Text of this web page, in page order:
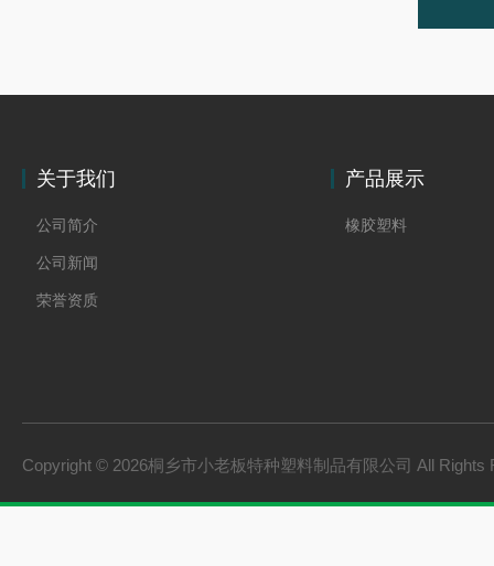
关于我们
公司简介
公司新闻
荣誉资质
产品展示
橡胶塑料
Copyright © 2026桐乡市小老板特种塑料制品有限公司 All